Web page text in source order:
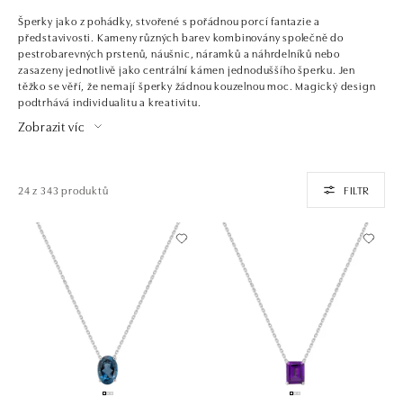
Šperky jako z pohádky, stvořené s pořádnou porcí fantazie a
představivosti. Kameny různých barev kombinovány společně do
pestrobarevných prstenů, náušnic, náramků a náhrdelníků nebo
zasazeny jednotlivě jako centrální kámen jednoduššího šperku. Jen
těžko se věří, že nemají šperky žádnou kouzelnou moc. Magický design
podtrhává individualitu a kreativitu.
Zobrazit víc
24 z 343 produktů FILTR